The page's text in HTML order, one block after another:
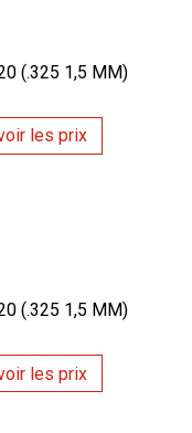
(.325 1,5 MM)
les prix
(.325 1,5 MM)
les prix